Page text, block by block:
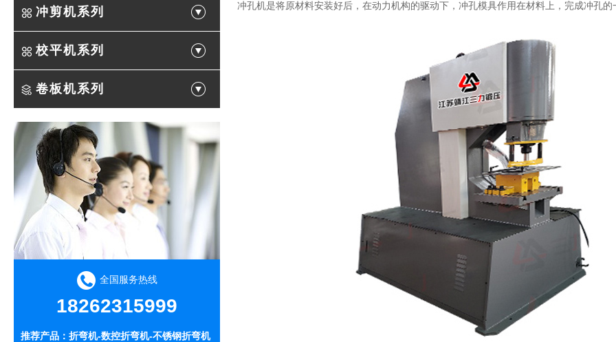
冲剪机系列
校平机系列
卷板机系列
全国服务热线
18262315999
推荐产品： 折弯机-数控折弯机-不锈钢折弯机
冲孔机是将原材料安装好后，在动力机构的驱动下，冲孔模具作用在材料上，完成冲孔